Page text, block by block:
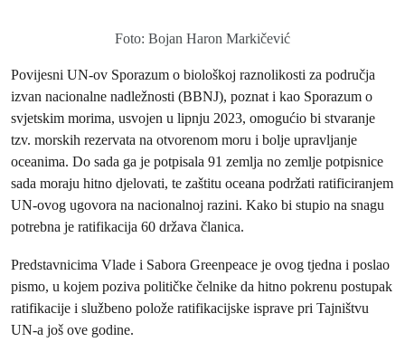
Foto: Bojan Haron Markičević
Povijesni UN-ov Sporazum o biološkoj raznolikosti za područja
izvan nacionalne nadležnosti (BBNJ), poznat i kao Sporazum o
svjetskim morima, usvojen u lipnju 2023, omogućio bi stvaranje
tzv. morskih rezervata na otvorenom moru i bolje upravljanje
oceanima. Do sada ga je potpisala 91 zemlja no zemlje potpisnice
sada moraju hitno djelovati, te zaštitu oceana podržati ratificiranjem
UN-ovog ugovora na nacionalnoj razini. Kako bi stupio na snagu
potrebna je ratifikacija 60 država članica.
Predstavnicima Vlade i Sabora Greenpeace je ovog tjedna i poslao
pismo, u kojem poziva političke čelnike da hitno pokrenu postupak
ratifikacije i službeno polože ratifikacijske isprave pri Tajništvu
UN-a još ove godine.